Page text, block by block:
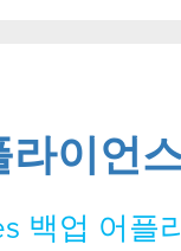
이언
백업 어플